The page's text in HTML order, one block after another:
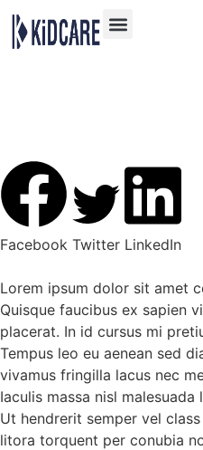
Facebook Twitter LinkedIn
Lorem ipsum dolor sit amet
Quisque faucibus ex sapien
placerat. In id cursus mi
Tempus leo eu aenean sed
vivamus fringilla lacus nec
Iaculis massa nisl
Ut hendrerit semper vel
litora torquent per conubia